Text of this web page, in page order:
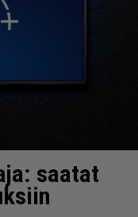
saatat